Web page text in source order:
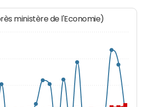
ministère de l'Economie)